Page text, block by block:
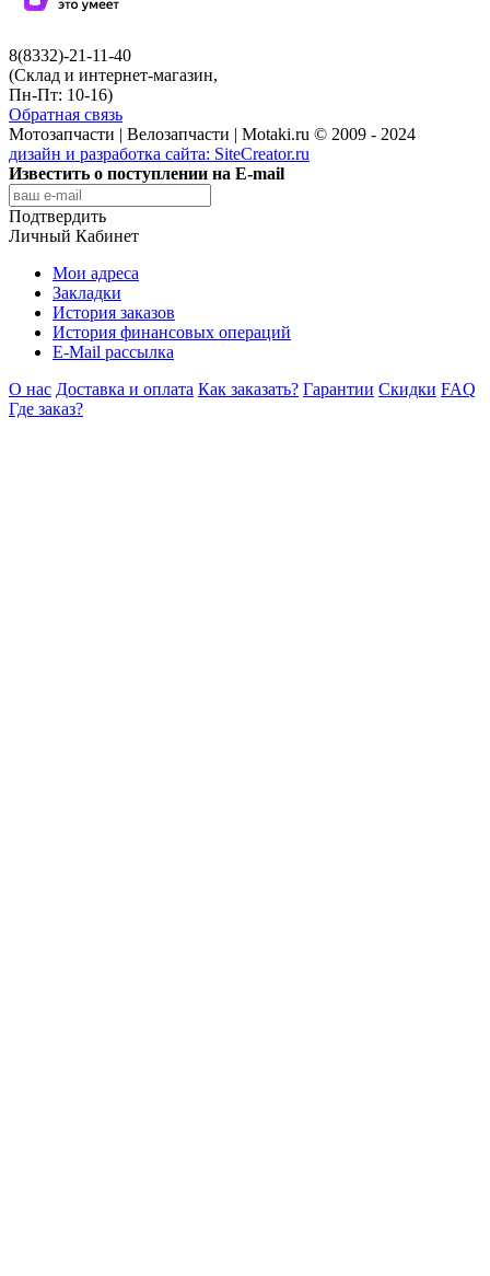
8(8332)-21-11-40
(Склад и интернет-магазин,
Пн-Пт: 10-16)
Обратная связь
Мотозапчасти | Велозапчасти | Motaki.ru © 2009 - 2024
дизайн и разработка сайта: SiteCreator.ru
Известить о поступлении на E-mail
Подтвердить
Личный Кабинет
Мои адреса
Закладки
История заказов
История финансовых операций
E-Mail рассылка
О нас Доставка и оплата Как заказать? Гарантии Скидки FAQ
Где заказ?